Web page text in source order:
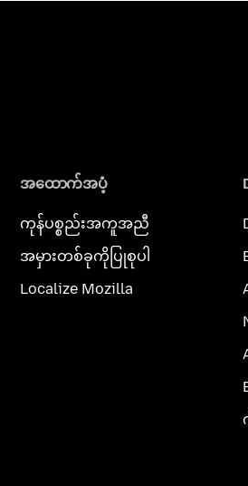
အထောက်အပံ့
ကုန်ပစ္စည်းအကူအညီ
အမှားတစ်ခုကိုပြုစုပါ
Localize Mozilla